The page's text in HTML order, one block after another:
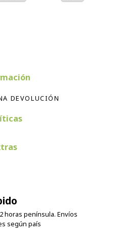
DEVOLUCIÓN